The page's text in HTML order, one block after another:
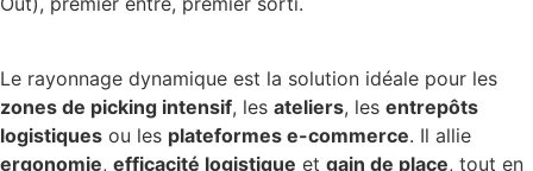
Le rayonnage dynamique est la solution idéale pour les
zones de picking intensif, les ateliers, les entrepôts
logistiques ou les plateformes e-commerce. Il allie
ergonomie, efficacité logistique et gain de place, tout en